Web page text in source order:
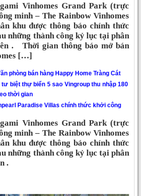
Vinhomes Grand Park (trực
minh – The Rainbow Vinhomes
khu được thông báo chính thức
những thành công kỷ lục tại phân
. Thời gian thông báo mở bán
[…]
phòng bán hàng Happy Home Tràng Cát
biệt thự biển 5 sao Vingroup thu nhập 180
thời gian
Paradise Villas chính thức khởi công
Vinhomes Grand Park(trực
minh – The Rainbow Vinhomes
khu được thông báo chính thức
những thành công kỷ lục tại phân
.